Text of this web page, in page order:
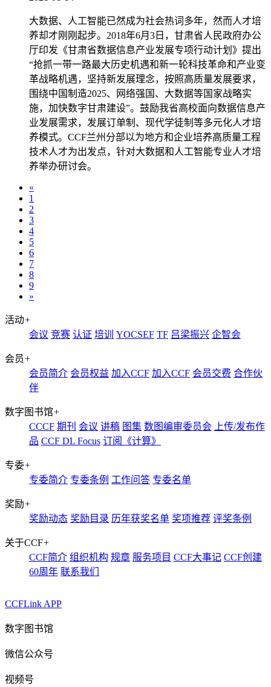
大数据、人工智能已然成为社会热词多年，然而人才培
养却才刚刚起步。2018年6月3日，甘肃省人民政府办公
厅印发《甘肃省数据信息产业发展专项行动计划》提出
“抢抓一带一路最大历史机遇和新一轮科技革命和产业变
革战略机遇，坚持新发展理念，按照高质量发展要求，
围绕中国制造2025、网络强国、大数据等国家战略实
施，加快数字甘肃建设”。鼓励我省高校面向数据信息产
业发展需求，发展订单制、现代学徒制等多元化人才培
养模式。CCF兰州分部以为地方和企业培养高质量工程
技术人才为出发点，针对大数据和人工智能专业人才培
养举办研讨会。
«
1
2
3
4
5
6
7
8
9
»
活动+
会议 竞赛 认证 培训 YOCSEF TF 吕梁振兴 企智会
会员+
会员简介 会员权益 加入CCF 加入CCF 会员交费 合作伙
伴
数字图书馆+
CCCF 期刊 会议 讲稿 图集 数图编审委员会
上传/发布作
品 CCF DL Focus 订阅《计算》
专委+
专委简介 专委条例 工作问答 专委名单
奖励+
奖励动态 奖励目录 历年获奖名单 奖项推荐 评奖条例
关于CCF+
CCF简介 组织机构 规章 服务项目 CCF大事记 CCF创建
60周年 联系我们
CCFLink APP
数字图书馆
微信公众号
视频号